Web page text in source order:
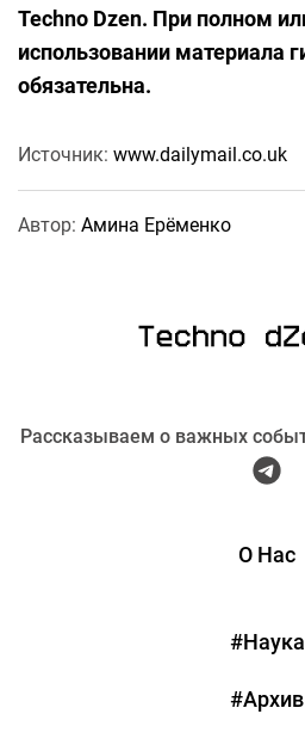
Techno Dzen. При полном
использовании материала
обязательна.
Источник: www.dailymail.co.uk
Автор: Амина Ерёменко
Рассказываем о важных
О Нас
#Наука
#Архив